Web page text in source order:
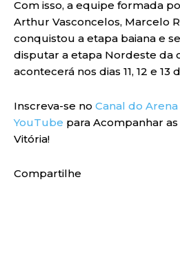
Com isso, a equipe formada
Arthur Vasconcelos, Marcelo
conquistou a etapa baiana e
disputar a etapa Nordeste da
acontecerá nos dias 11, 12 e 13
Inscreva-se no Canal do
YouTube para Acompanhar
Vitória!
Compartilhe